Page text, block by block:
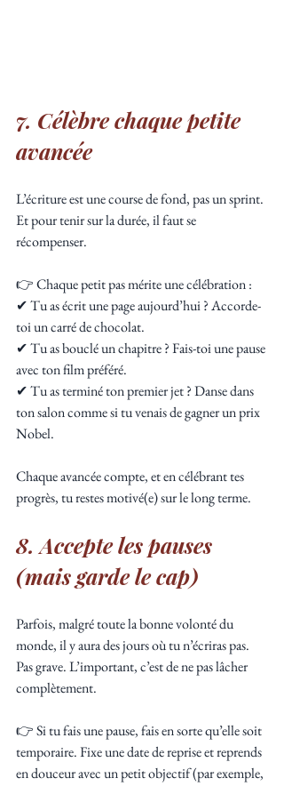
7. Célèbre chaque petite
avancée
L’écriture est une course de fond, pas un sprint.
Et pour tenir sur la durée, il faut se
récompenser.
👉 Chaque petit pas mérite une célébration :
✔ Tu as écrit une page aujourd’hui ? Accorde-
toi un carré de chocolat.
✔ Tu as bouclé un chapitre ? Fais-toi une pause
avec ton film préféré.
✔ Tu as terminé ton premier jet ? Danse dans
ton salon comme si tu venais de gagner un prix
Nobel.
Chaque avancée compte, et en célébrant tes
progrès, tu restes motivé(e) sur le long terme.
8. Accepte les pauses
(mais garde le cap)
Parfois, malgré toute la bonne volonté du
monde, il y aura des jours où tu n’écriras pas.
Pas grave. L’important, c’est de ne pas lâcher
complètement.
👉 Si tu fais une pause, fais en sorte qu’elle soit
temporaire. Fixe une date de reprise et reprends
en douceur avec un petit objectif (par exemple,